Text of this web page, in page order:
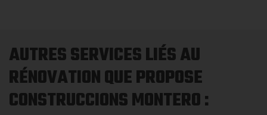
AUTRES SERVICES LIÉS AU
RÉNOVATION QUE PROPOSE
CONSTRUCCIONS MONTERO :